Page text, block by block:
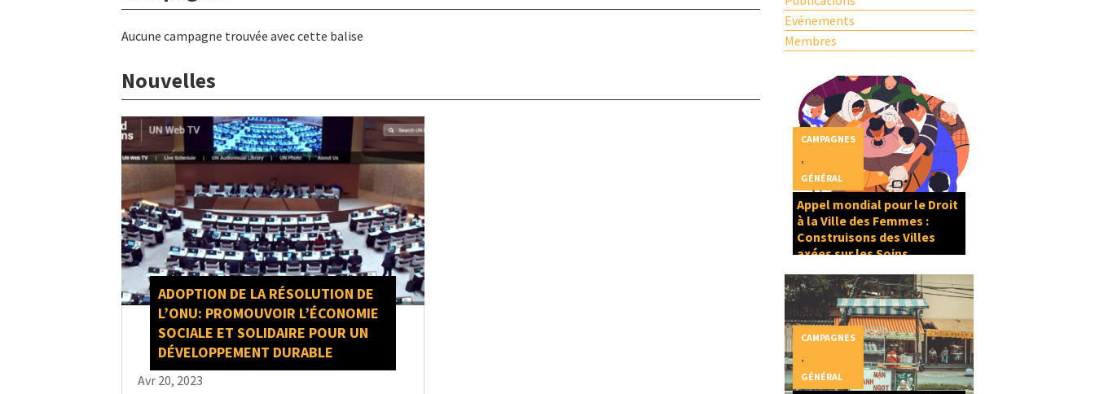
Aucune campagne trouvée avec cette balise
Nouvelles
ADOPTION DE LA RÉSOLUTION DE
L’ONU: PROMOUVOIR L’ÉCONOMIE
SOCIALE ET SOLIDAIRE POUR UN
DÉVELOPPEMENT DURABLE
Avr 20, 2023
Evénements
Membres
Appel mondial pour le Droit
à la Ville des Femmes :
Construisons des Villes
axées sur les Soins
CAMPAGNES
GÉNÉRAL
CAMPAGNES
GÉNÉRAL